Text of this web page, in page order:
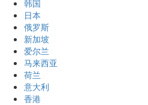
韩国
日本
俄罗斯
新加坡
爱尔兰
马来西亚
荷兰
意大利
香港